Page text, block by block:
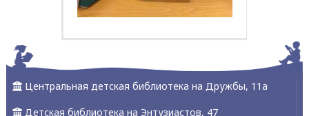
Центральная детская библиотека на Дружбы, 11а
Детская библиотека на Энтузиастов, 47